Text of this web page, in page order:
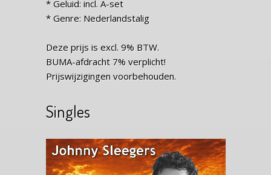
* Geluid: incl. A-set
* Genre: Nederlandstalig
Deze prijs is excl. 9% BTW.
BUMA-afdracht 7% verplicht!
Prijswijzigingen voorbehouden.
Singles